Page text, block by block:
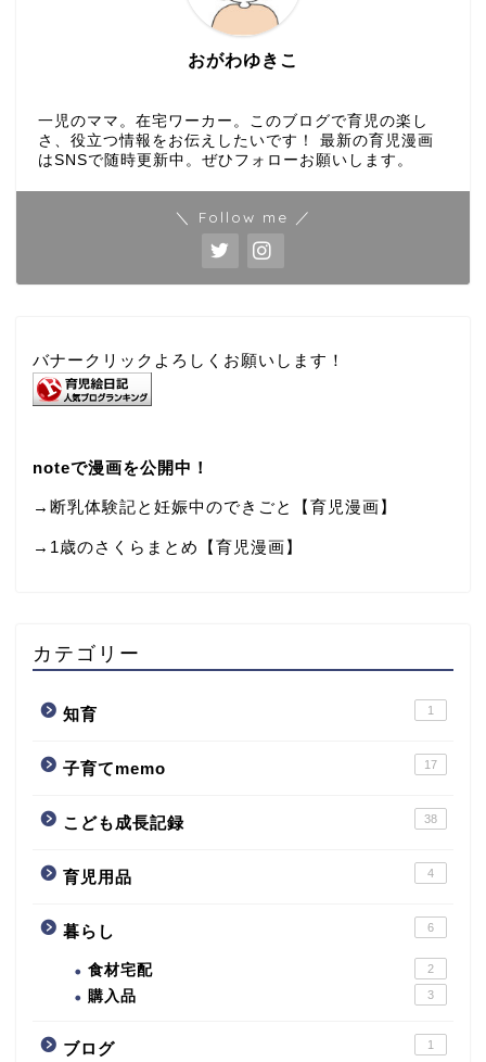
おがわゆきこ
一児のママ。在宅ワーカー。このブログで育児の楽し
さ、役立つ情報をお伝えしたいです！ 最新の育児漫画
はSNSで随時更新中。ぜひフォローお願いします。
＼ Follow me ／
バナークリックよろしくお願いします！
noteで漫画を公開中！
→断乳体験記と妊娠中のできごと【育児漫画】
→ 1歳のさくらまとめ【育児漫画】
カテゴリー
知育 1
子育てmemo 17
こども成長記録 38
育児用品 4
暮らし 6
食材宅配 2
購入品 3
ブログ 1